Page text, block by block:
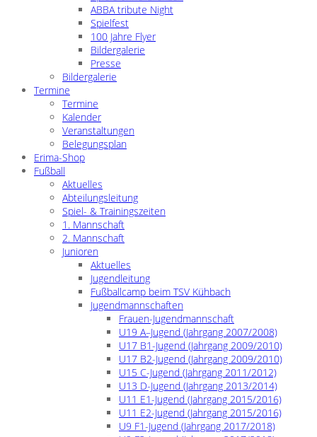
ABBA tribute Night
Spielfest
100 Jahre Flyer
Bildergalerie
Presse
Bildergalerie
Termine
Termine
Kalender
Veranstaltungen
Belegungsplan
Erima-Shop
Fußball
Aktuelles
Abteilungsleitung
Spiel- & Trainingszeiten
1. Mannschaft
2. Mannschaft
Junioren
Aktuelles
Jugendleitung
Fußballcamp beim TSV Kühbach
Jugendmannschaften
Frauen-Jugendmannschaft
U19 A–Jugend (Jahrgang 2007/2008)
U17 B1-Jugend (Jahrgang 2009/2010)
U17 B2-Jugend (Jahrgang 2009/2010)
U15 C-Jugend (Jahrgang 2011/2012)
U13 D-Jugend (Jahrgang 2013/2014)
U11 E1-Jugend (Jahrgang 2015/2016)
U11 E2-Jugend (Jahrgang 2015/2016)
U9 F1-Jugend (Jahrgang 2017/2018)